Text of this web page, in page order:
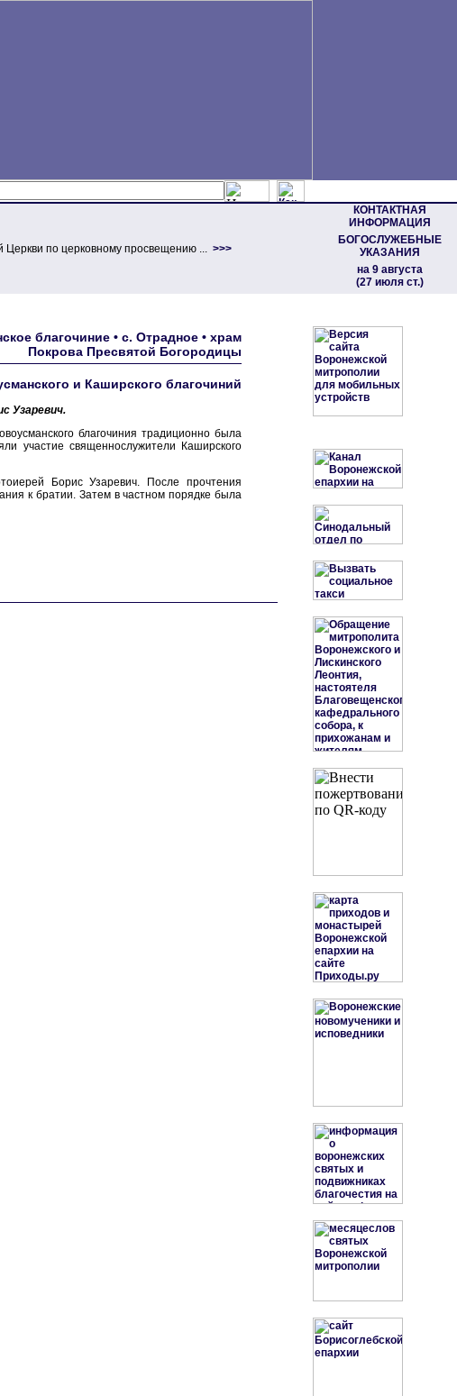
КОНТАКТНАЯ
ИНФОРМАЦИЯ
БОГОСЛУЖЕБНЫЕ
УКАЗАНИЯ
на 9 августа
(27 июля ст.)
Церкви по церковному просвещению ... >>>
благочиние • с. Отрадное • храм
Покрова Пресвятой Богородицы
и Каширского благочиний
Узаревич.
благочиния традиционно была
участие священнослужители Каширского
Борис Узаревич. После прочтения
к братии. Затем в частном порядке была